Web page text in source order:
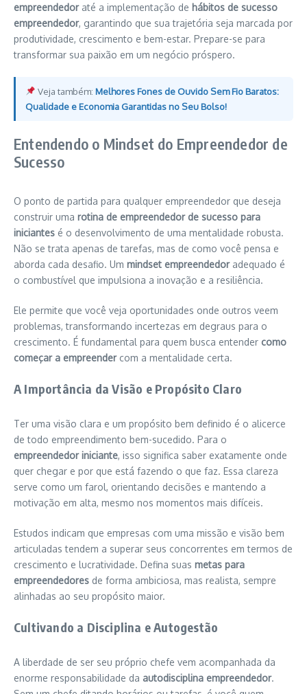
empreendedoraté a implementação de hábitos de sucesso
empreendedor, garantindo que sua trajetória seja marcada por
produtividade, crescimento e bem-estar. Prepare-se para
transformar sua paixão em um negócio próspero.
Veja também:Melhores Fones de Ouvido Sem Fio Baratos:
Qualidade e Economia Garantidas no Seu Bolso!
Entendendo o Mindset do Empreendedor de
Sucesso
O ponto de partida para qualquer empreendedor que deseja
construir uma rotina de empreendedor de sucesso para
iniciantes é o desenvolvimento de uma mentalidade robusta.
Não se trata apenas de tarefas, mas de como você pensa e
aborda cada desafio. Um mindset empreendedoradequado é
o combustível que impulsiona a inovação e a resiliência.
Ele permite que você veja oportunidades onde outros veem
problemas, transformando incertezas em degraus para o
crescimento. É fundamental para quem busca entender como
começar a empreendercom a mentalidade certa.
A Importância da Visão e Propósito Claro
Ter uma visão clara e um propósito bem definido é o alicerce
de todo empreendimento bem-sucedido. Para o
empreendedor iniciante, isso significa saber exatamente onde
quer chegar e por que está fazendo o que faz. Essa clareza
serve como um farol, orientando decisões e mantendo a
motivação em alta, mesmo nos momentos mais difíceis.
Estudos indicam que empresas com uma missão e visão bem
articuladas tendem a superar seus concorrentes em termos de
crescimento e lucratividade. Defina suas metas para
empreendedores de forma ambiciosa, mas realista, sempre
alinhadas ao seu propósito maior.
Cultivando a Disciplina e Autogestão
A liberdade de ser seu próprio chefe vem acompanhada da
enorme responsabilidade da autodisciplina empreendedor.